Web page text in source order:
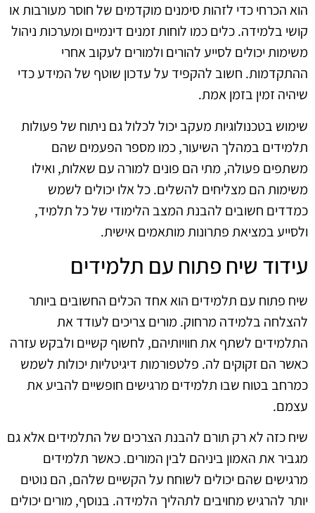
הוא הכרחי כדי לזהות סימנים מוקדמים של חוסר מעורבות או
קושי בלמידה. כלים כמו לוחות זמנים דינמיים ומערכות ניהול
משימות יכולים לסייע להורים ולמורים לעקוב אחרי
ההתקדמות. חשוב להקפיד על עדכון שוטף של המידע כדי
שיהיה זמין בזמן אמת.
שימוש בטכנולוגיות מעקב יכול לכלול גם ניתוח של פעולות
תלמידים במהלך השיעור, כמו מספר הפעמים שהם
משתפים פעולה, מתי הם פונים למורה עם שאלות, ואילו
משימות הם מצליחים להשלים. כל אלו יכולים לשמש
כמדדים חשובים להבנת המצב הלימודי של כל תלמיד,
ולסייע במציאת פתרונות מותאמים אישית.
עידוד שיח פתוח עם תלמידים
שיח פתוח עם תלמידים הוא אחד הכלים החשובים ביותר
להצלחה בלמידה מרחוק. מורים צריכים לעודד את
התלמידים לשתף את חוויותיהם, לחשוף קשיים ולבקש עזרה
כאשר הם זקוקים לה. פלטפורמות דיגיטליות יכולות לשמש
כמרחב בטוח שבו תלמידים מרגישים חופשיים להביע את
עצמם.
שיח כזה לא רק תורם להבנת הצרכים של התלמידים אלא גם
מגביר את האמון ביניהם לבין המורים. כאשר תלמידים
מרגישים שהם יכולים לשוחח על הקשיים שלהם, הם נוטים
יותר להרגיש מחויבים לתהליך הלמידה. בנוסף, מורים יכולים